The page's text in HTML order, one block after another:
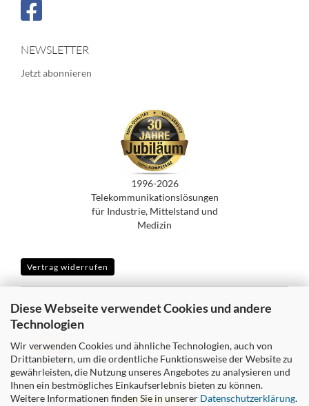
Diese Webseite verwendet Cookies und andere
Technologien
Wir verwenden Cookies und ähnliche Technologien, auch von
Drittanbietern, um die ordentliche Funktionsweise der Website zu
gewährleisten, die Nutzung unseres Angebotes zu analysieren und
Ihnen ein bestmögliches Einkaufserlebnis bieten zu können.
Weitere Informationen finden Sie in unserer Datenschutzerklärung.
NEWSLETTER
Jetzt abonnieren
1996-2026
Telekommunikationslösungen
für Industrie, Mittelstand und
Medizin
Vertrag widerrufen
SICHER EINKAUFEN MIT
WIR VERSENDEN MIT